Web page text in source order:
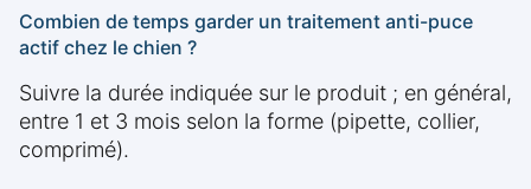
Combien de temps garder un traitement anti-puce
actif chez le chien ?
Suivre la durée indiquée sur le produit ; en général,
entre 1 et 3 mois selon la forme (pipette, collier,
comprimé).